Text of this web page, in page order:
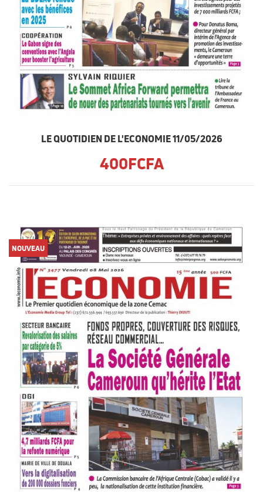
LE QUOTIDIEN DE L'ECONOMIE 11/05/2026
400FCFA
NOUVEAU